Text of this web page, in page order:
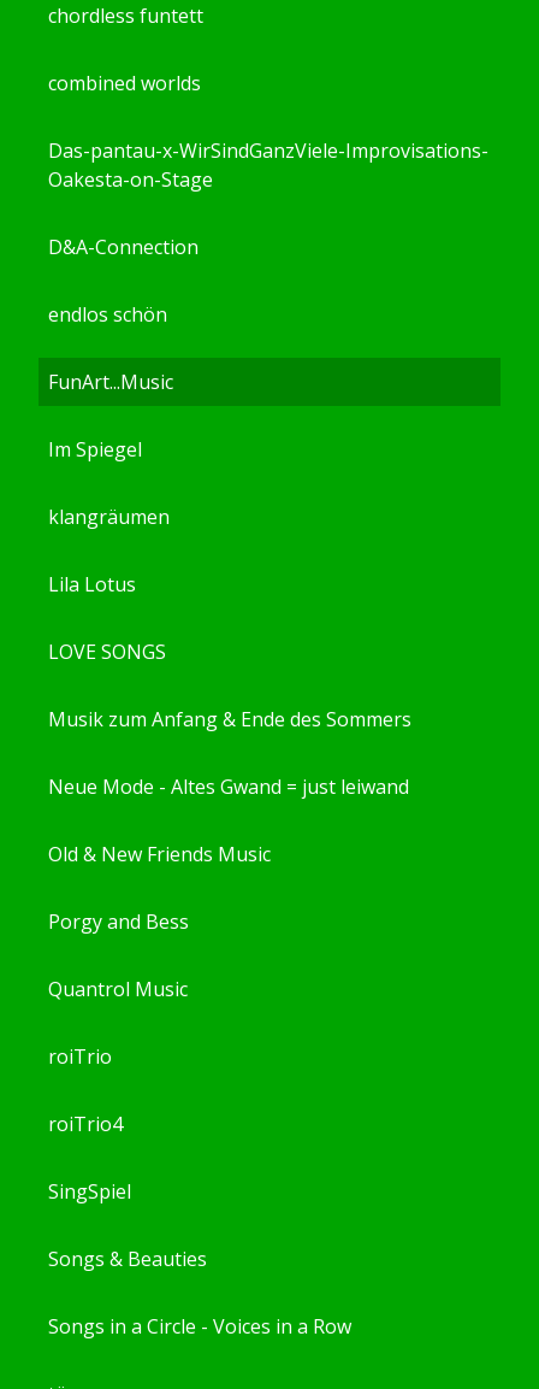
chordless funtett
combined worlds
Das-pantau-x-WirSindGanzViele-Improvisations-
Oakesta-on-Stage
D&A-Connection
endlos schön
FunArt...Music
Im Spiegel
klangräumen
Lila Lotus
LOVE SONGS
Musik zum Anfang & Ende des Sommers
Neue Mode - Altes Gwand = just leiwand
Old & New Friends Music
Porgy and Bess
Quantrol Music
roiTrio
roiTrio4
SingSpiel
Songs & Beauties
Songs in a Circle - Voices in a Row